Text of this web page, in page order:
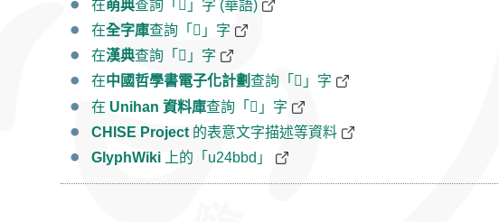
在萌典查詢「𤮽」字 (華語)
在全字庫查詢「𤮽」字
在漢典查詢「𤮽」字
在中國哲學書電子化計劃 查詢「𤮽」字
在 Unihan 資料庫查詢「𤮽」字
CHISE Project 的表意文字描述等資料
GlyphWiki 上的「u24bbd」